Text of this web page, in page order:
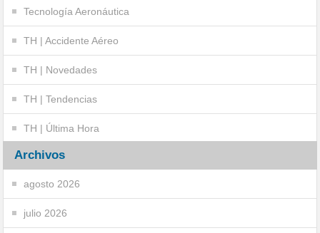
Tecnología Aeronáutica
TH | Accidente Aéreo
TH | Novedades
TH | Tendencias
TH | Última Hora
Archivos
agosto 2026
julio 2026